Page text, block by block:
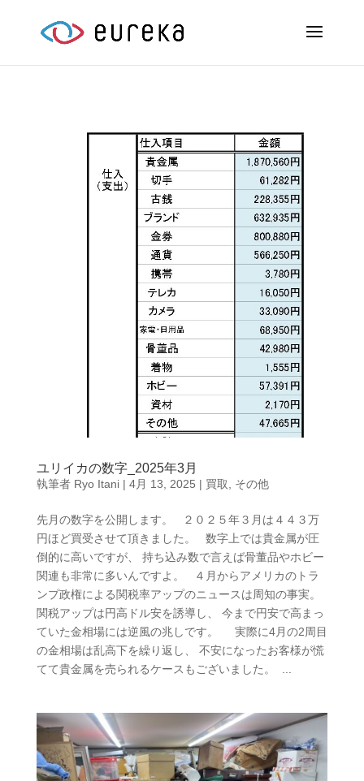
ユリイカの数字_2025年3月
執筆者 Ryo Itani| 4月 13, 2025 | 買取 その他
先月の数字を公開します。 ２０２５年３月は４４３万
円ほど買受させて頂きました。 数字上では貴金属が圧
倒的に高いですが、 持ち込み数で言えば骨董品やホビー
関連も非常に多いんですよ。 ４月からアメリカのトラ
ンプ政権による関税率アップのニュースは周知の事実。
関税アップは円高ドル安を誘導し、 今まで円安で高まっ
ていた金相場には逆風の兆しです。 実際に4月の2周目
の金相場は乱高下を繰り返し、 不安になったお客様が慌
てて貴金属を売られるケースもございました。 ...